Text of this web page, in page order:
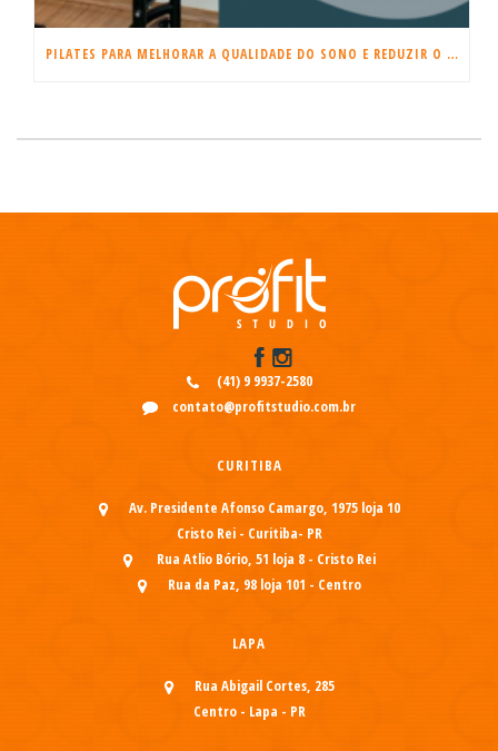
PILATES PARA MELHORAR A QUALIDADE DO SONO E REDUZIR O ESTRESSE
(41) 9 9937-2580
contato@profitstudio.com.br
CURITIBA
Av. Presidente Afonso Camargo, 1975 loja 10
Cristo Rei - Curitiba- PR
Rua Atlio Bório, 51 loja 8 - Cristo Rei
Rua da Paz, 98 loja 101 - Centro
LAPA
Rua Abigail Cortes, 285
Centro - Lapa - PR